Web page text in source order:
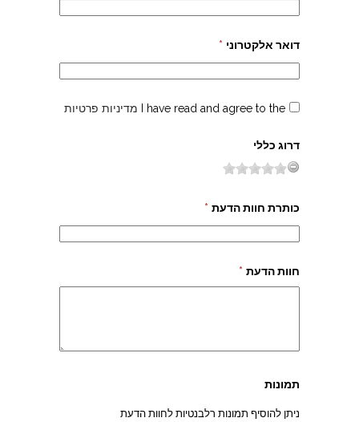
דואר אלקטרוני *
I have read and agree to the מדיניות פרטיות
דרוג כללי
כותרת חוות הדעת *
חוות הדעת *
תמונות
ניתן להוסיף תמונות רלבנטיות לחוות הדעת